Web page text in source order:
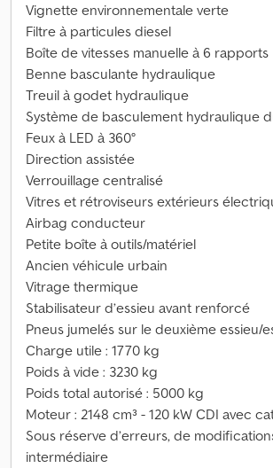
Vignette environnementale verte
Filtre à particules diesel
Boîte de vitesses manuelle à 6 rapports
Benne basculante hydraulique
Treuil à godet hydraulique
Système de basculement hydraulique
Feux à LED à 360°
Direction assistée
Verrouillage centralisé
Vitres et rétroviseurs extérieurs
Airbag conducteur
Petite boîte à outils/matériel
Ancien véhicule urbain
Vitrage thermique
Stabilisateur d’essieu avant renforcé
Pneus jumelés sur le deuxième essieu/
Charge utile : 1770 kg
Poids à vide : 3230 kg
Poids total autorisé : 5000 kg
Moteur : 2148 cm³ - 120 kW CDI avec
Sous réserve d’erreurs, de
intermédiaire